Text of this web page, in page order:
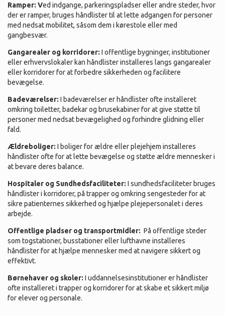
Ramper: Ved indgange, parkeringspladser eller andre steder, hvor
der er ramper, bruges håndlister til at lette adgangen for personer
med nedsat mobilitet, såsom dem i kørestole eller med
gangbesvær.
Gangarealer og korridorer: I offentlige bygninger, institutioner
eller erhvervslokaler kan håndlister installeres langs gangarealer
eller korridorer for at forbedre sikkerheden og facilitere
bevægelse.
Badeværelser: I badeværelser er håndlister ofte installeret
omkring toiletter, badekar og brusekabiner for at give støtte til
personer med nedsat bevægelighed og forhindre glidning eller
fald.
Ældreboliger: I boliger for ældre eller plejehjem installeres
håndlister ofte for at lette bevægelse og støtte ældre mennesker i
at bevare deres balance.
Hospitaler og Sundhedsfaciliteter: I sundhedsfaciliteter bruges
håndlister i korridorer, på trapper og omkring sengesteder for at
sikre patienternes sikkerhed og hjælpe plejepersonalet i deres
arbejde.
Offentlige pladser og transportmidler: På offentlige steder
som togstationer, busstationer eller lufthavne installeres
håndlister for at hjælpe mennesker med at navigere sikkert og
effektivt.
Børnehaver og skoler: I uddannelsesinstitutioner er håndlister
ofte installeret i trapper og korridorer for at skabe et sikkert miljø
for elever og personale.